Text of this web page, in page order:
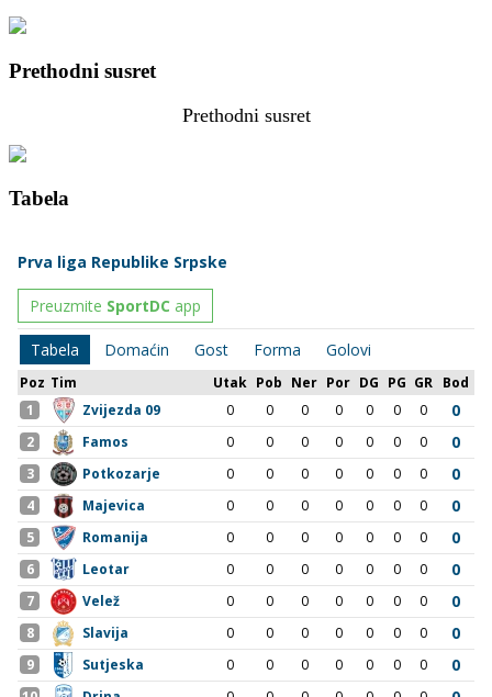
Prethodni susret
Prethodni susret
Tabela